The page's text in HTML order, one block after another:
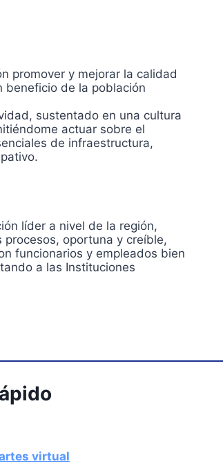
promover y mejorar la calidad
beneficio de la población
sustentado en una cultura
actuar sobre el
de infraestructura,
líder a nivel de la región,
oportuna y creíble,
funcionarios y empleados bien
a las Instituciones
virtual